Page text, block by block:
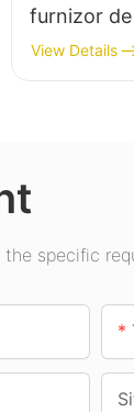
furnizor
iluminat
putere
View Details
specific